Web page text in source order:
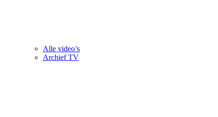
Alle video’s
Archief TV